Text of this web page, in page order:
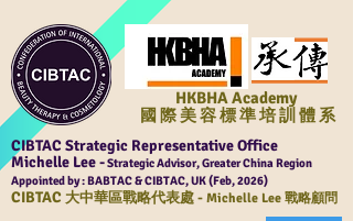
HKBHA Academy
國 際 美 容 標 準 培 訓 體 系
CIBTAC Strategic Representative Office
Michelle Lee -Strategic Advisor, Greater China Region
Appointed by : BABTAC & CIBTAC, UK (Feb, 2026)
CIBTAC 大中華區戰略代表處 - Michelle Lee 戰略顧問